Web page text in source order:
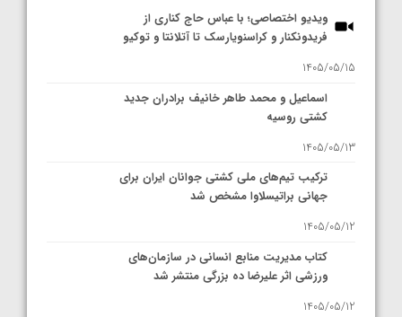
ویدیو اختصاصی؛ با عباس حاج کناری از
فریدونکنار و کراسنویارسک تا آتلانتا و توکیو
1405/05/15
اسماعیل و محمد طاهر خانیف برادران جدید
کشتی روسیه
1405/05/13
ترکیب تیم‌های ملی کشتی جوانان ایران برای
جهانی براتیسلاوا مشخص شد
1405/05/12
کتاب مدیریت منابع انسانی در سازمان‌های
ورزشی اثر علیرضا ده بزرگی منتشر شد
1405/05/12